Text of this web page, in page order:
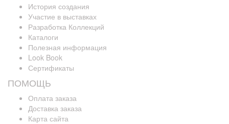
История создания
Участие в выставках
Разработка Коллекций
Каталоги
Полезная информация
Look Book
Сертификаты
ПОМОЩЬ
Оплата заказа
Доставка заказа
Карта сайта